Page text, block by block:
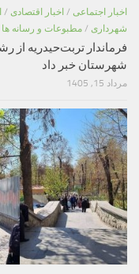
اخبار اجتماعی / اخبار اقتصادی /
شهرداری / مطبوعات و رسانه ها
شهرستان خبر داد
مرداد 15, 1405